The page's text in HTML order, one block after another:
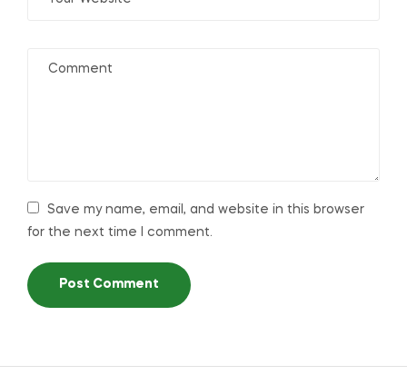
Save my name, email, and website in this browser
for the next time I comment.